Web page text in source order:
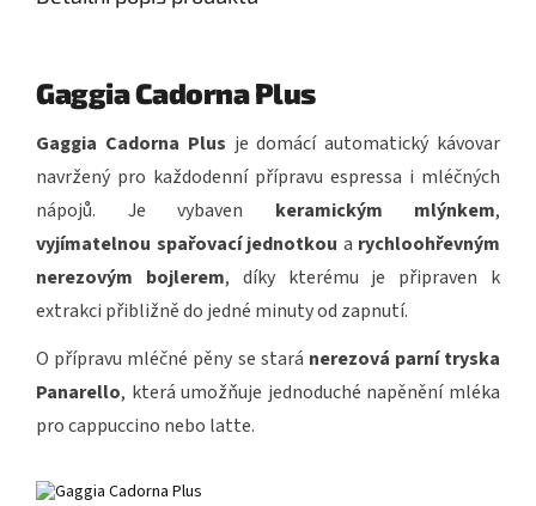
Gaggia Cadorna Plus
Gaggia Cadorna Plus je domácí automatický kávovar
navržený pro každodenní přípravu espressa i mléčných
nápojů. Je vybaven keramickým mlýnkem,
vyjímatelnou spařovací jednotkou a rychloohřevným
nerezovým bojlerem, díky kterému je připraven k
extrakci přibližně do jedné minuty od zapnutí.
O přípravu mléčné pěny se stará nerezová parní tryska
Panarello, která umožňuje jednoduché napěnění mléka
pro cappuccino nebo latte.